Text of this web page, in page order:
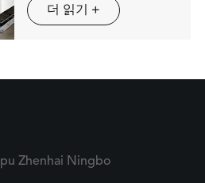
더 읽기 +
Zhenhai Ningbo